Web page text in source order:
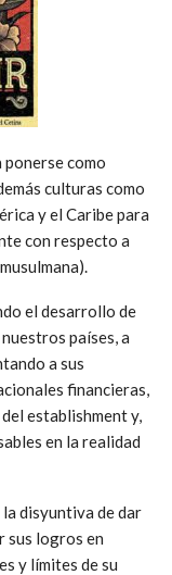
como
culturas como
y el Caribe para
con respecto a
el desarrollo de
países, a
a sus
financieras,
establishment y,
en la realidad
disyuntiva de dar
sus logros en
y límites de su